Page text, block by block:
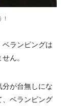
ランピングは
ん。
が台無しにな
、ベランピング